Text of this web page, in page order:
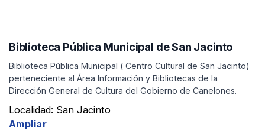
Biblioteca Pública Municipal de San Jacinto
Biblioteca Pública Municipal ( Centro Cultural de San Jacinto)
perteneciente al Área Información y Bibliotecas de la
Dirección General de Cultura del Gobierno de Canelones.
Localidad: San Jacinto
Ampliar